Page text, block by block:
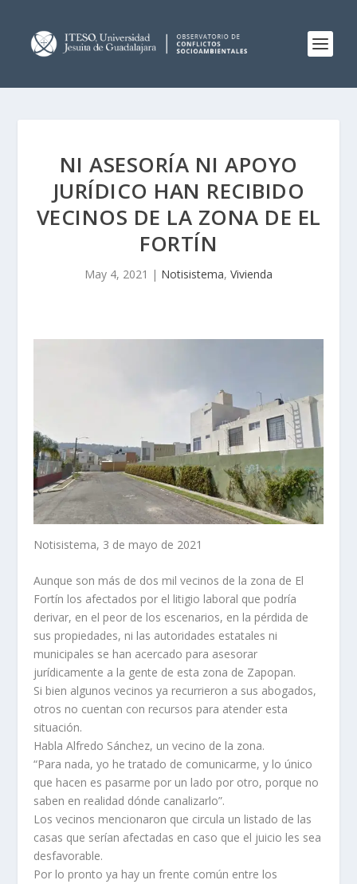
NI ASESORÍA NI APOYO
JURÍDICO HAN RECIBIDO
VECINOS DE LA ZONA DE EL
FORTÍN
May 4, 2021 | Notisistema, Vivienda
Notisistema, 3 de mayo de 2021
Aunque son más de dos mil vecinos de la zona de El
Fortín los afectados por el litigio laboral que podría
derivar, en el peor de los escenarios, en la pérdida de
sus propiedades, ni las autoridades estatales ni
municipales se han acercado para asesorar
jurídicamente a la gente de esta zona de Zapopan.
Si bien algunos vecinos ya recurrieron a sus abogados,
otros no cuentan con recursos para atender esta
situación.
Habla Alfredo Sánchez, un vecino de la zona.
“Para nada, yo he tratado de comunicarme, y lo único
que hacen es pasarme por un lado por otro, porque no
saben en realidad dónde canalizarlo”.
Los vecinos mencionaron que circula un listado de las
casas que serían afectadas en caso que el juicio les sea
desfavorable.
Por lo pronto ya hay un frente común entre los